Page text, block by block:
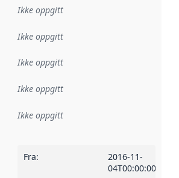
Ikke oppgitt
Ikke oppgitt
Ikke oppgitt
Ikke oppgitt
:
Ikke oppgitt
Fra:
2016-11-
04T00:00:00Z